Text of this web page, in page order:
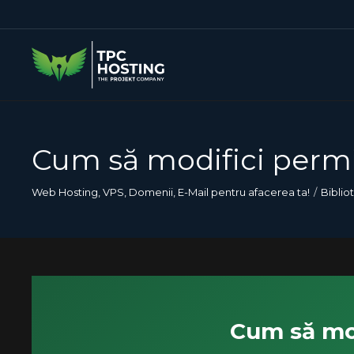
Cum să modifici
Web Hosting, VPS, Domenii, E-Mail pentru afacerea ta!
Cum să